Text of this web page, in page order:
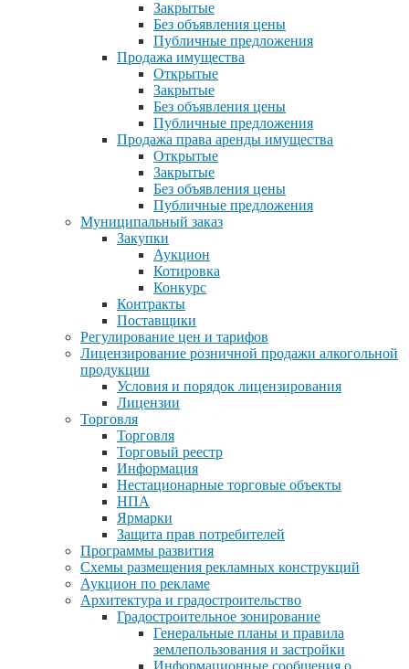
Закрытые
Без объявления цены
Публичные предложения
Продажа имущества
Открытые
Закрытые
Без объявления цены
Публичные предложения
Продажа права аренды имущества
Открытые
Закрытые
Без объявления цены
Публичные предложения
Муниципальный заказ
Закупки
Аукцион
Котировка
Конкурс
Контракты
Поставщики
Регулирование цен и тарифов
Лицензирование розничной продажи алкогольной
продукции
Условия и порядок лицензирования
Лицензии
Торговля
Торговля
Торговый реестр
Информация
Нестационарные торговые объекты
НПА
Ярмарки
Защита прав потребителей
Программы развития
Схемы размещения рекламных конструкций
Аукцион по рекламе
Архитектура и градостроительство
Градостроительное зонирование
Генеральные планы и правила
землепользования и застройки
Информационные сообщения о